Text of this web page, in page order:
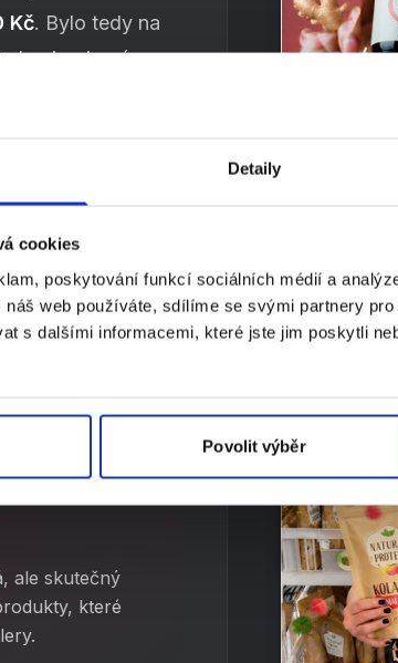
Detaily
cookies
poskytování funkcí sociálních médií a
web používáte, sdílíme se svými partnery
s dalšími informacemi, které jste jim poskytli
Povolit výběr
Kč. Bylo tedy na
okoukaná a
poměr a
představit
lidem, kteří
a hledají
přírodnímu
které v
v nich vidíme
ale skutečný
které